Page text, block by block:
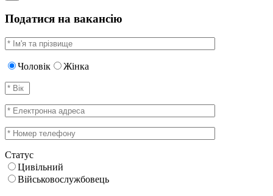
Податися на вакансію
Чоловік Жінка
Статус
Цивільний
Військовослужбовець